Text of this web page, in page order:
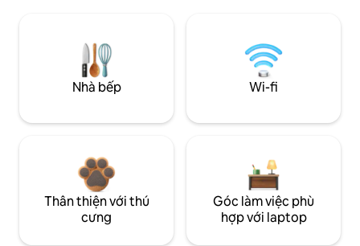
Nhà bếp Wi-fi
Thân thiện với thú
cưng
Góc làm việc phù
hợp với laptop